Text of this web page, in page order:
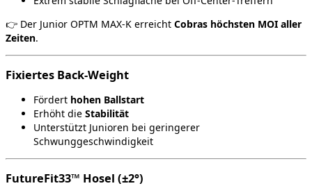
👉 Der Junior OPTM MAX‑K erreicht Cobras höchsten MOI aller
Zeiten.
Fixiertes Back‑Weight
Fördert hohen Ballstart
Erhöht die Stabilität
Unterstützt Junioren bei geringerer
Schwunggeschwindigkeit
FutureFit33™ Hosel (±2°)